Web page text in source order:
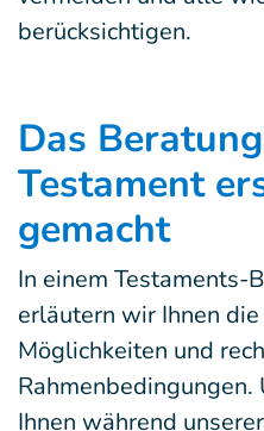
berücksichtigen.
Das
Testament
gemacht
In einem Testaments-
erläutern wir Ihnen
Möglichkeiten und
Ihnen während